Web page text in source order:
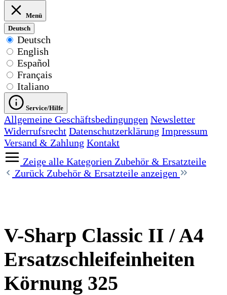
Menü
Deutsch
Deutsch
English
Español
Français
Italiano
Service/Hilfe
Allgemeine Geschäftsbedingungen Newsletter
Widerrufsrecht Datenschutzerklärung Impressum
Versand & Zahlung Kontakt
Zeige alle Kategorien Zubehör & Ersatzteile
Zurück Zubehör & Ersatzteile anzeigen
V-Sharp Classic II / A4
Ersatzschleifeinheiten
Körnung 325